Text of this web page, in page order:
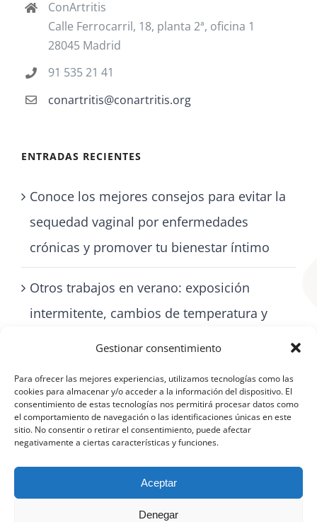
Gestionar consentimiento
Para ofrecer las mejores experiencias, utilizamos tecnologías como las
cookies para almacenar y/o acceder a la información del dispositivo. El
consentimiento de estas tecnologías nos permitirá procesar datos como
el comportamiento de navegación o las identificaciones únicas en este
sitio. No consentir o retirar el consentimiento, puede afectar
negativamente a ciertas características y funciones.
Aceptar
Denegar
ConArtritis
Calle Ferrocarril, 18, planta 2ª, oficina 1
28045 Madrid
91 535 21 41
conartritis@conartritis.org
ENTRADAS RECIENTES
Conoce los mejores consejos para evitar la
sequedad vaginal por enfermedades
crónicas y promover tu bienestar íntimo
Otros trabajos en verano: exposición
intermitente, cambios de temperatura y